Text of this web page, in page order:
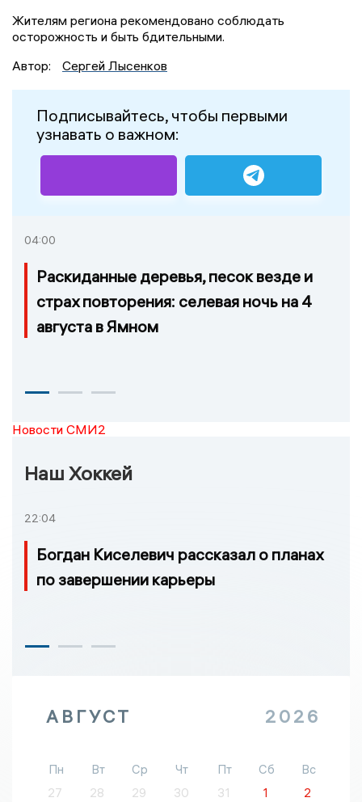
Жителям региона рекомендовано соблюдать
осторожность и быть бдительными.
Автор:
Сергей Лысенков
Подписывайтесь, чтобы первыми
узнавать о важном:
04:00
Раскиданные деревья, песок везде и
страх повторения: селевая ночь на 4
августа в Ямном
Новости СМИ2
Наш Хоккей
22:04
Богдан Киселевич рассказал о планах
по завершении карьеры
АВГУСТ 2026
Пн Вт Ср Чт Пт Сб
Вс
27
28 29 30 31 1
2